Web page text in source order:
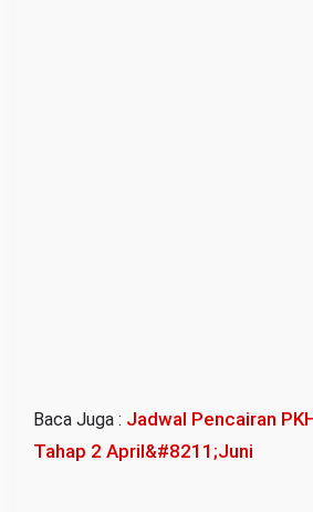
Baca Juga : Jadwal Pencairan
Tahap 2 April&#8211;Juni